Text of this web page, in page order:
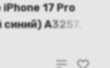
17 Pro
синий) A3257,